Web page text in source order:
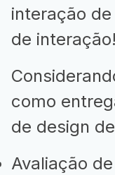
interação de
de interação!
como
de design
Avaliação